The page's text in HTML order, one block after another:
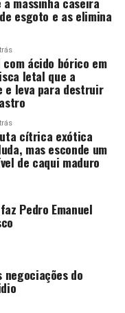
esgoto e as elimina
ácido bórico em
letal que a
e leva para destruir
cítrica exótica
mas esconde um
de caqui maduro
Pedro Emanuel
negociações do